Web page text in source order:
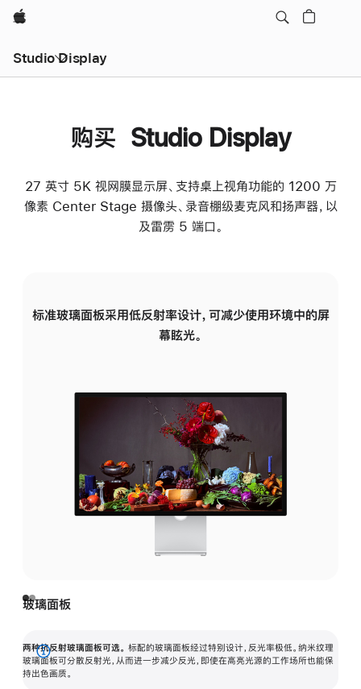
Apple
Studio Display
购买 Studio Display
27 英寸 5K 视网膜显示屏、支持桌上视角功能的 1200 万
像素 Center Stage 摄像头、录音棚级麦克风和扬声器，以
及雷雳 5 端口。
标准玻璃面板采用低反射率设计，可减少使用环境中的屏
幕眩光。
玻璃面板
两种抗反射玻璃面板可选。 标配的玻璃面板经过特别设计，反光率极低。纳米纹理
玻璃面板可分散反射光，从而进一步减少反光，即使在高亮光源的工作场所也能保
持出色画质。
展
开